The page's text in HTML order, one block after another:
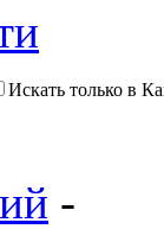
Искать только в
-